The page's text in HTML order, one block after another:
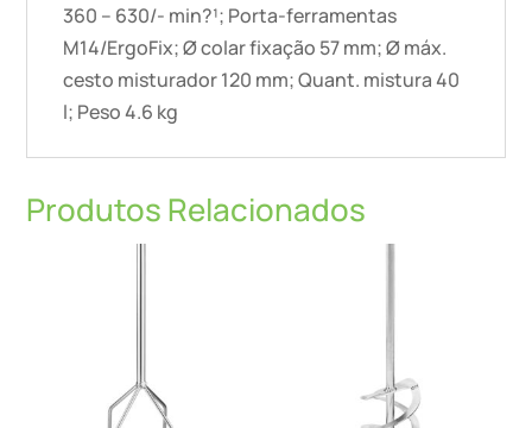
360 – 630/- min?¹; Porta-ferramentas
M14/ErgoFix; Ø colar fixação 57 mm; Ø máx.
cesto misturador 120 mm; Quant. mistura 40
l; Peso 4.6 kg
Produtos Relacionados